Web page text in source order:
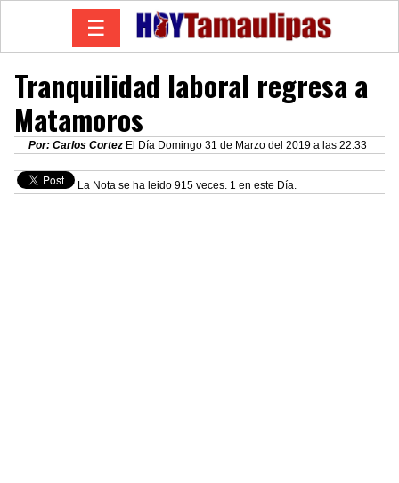
☰
Tranquilidad laboral regresa a
Matamoros
Por: Carlos Cortez El Día Domingo 31 de Marzo del 2019 a las 22:33
La Nota se ha leido 915 veces. 1 en este Día.